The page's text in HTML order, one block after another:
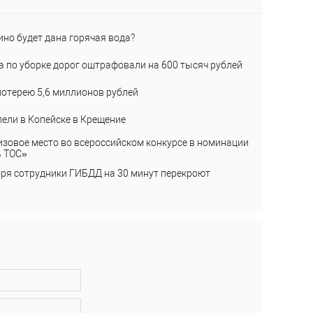
будет дана горячая вода?
по уборке дорог оштрафовали на 600 тысяч рублей
5,6 миллионов рублей
в Копейске в Крещение
место во всероссийском конкурсе в номинации
ТОС»
сотрудники ГИБДД на 30 минут перекроют